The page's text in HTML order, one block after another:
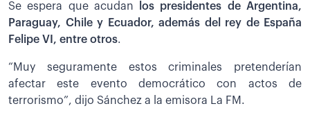
Se espera que acudan
los presidentes de Argentina,
Paraguay, Chile y Ecuador, además del rey de España
Felipe VI, entre otros.
“Muy seguramente estos criminales pretenderían
afectar este evento democrático con actos de
terrorismo”, dijo Sánchez a la emisora La FM.